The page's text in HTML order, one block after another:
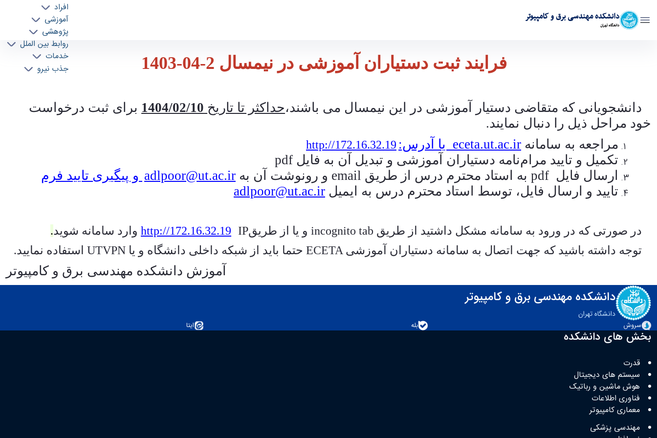
دانشکده مهندسی برق و کامپیوتر
دانشگاه تهران
افراد
آموزشی
پژوهشی
روابط بین الملل
خدمات
جذب نیرو
فرایند ثبت دستیاران آموزشی در نیمسال 2-04-1403 - ece- دانشکده مهندسی برق و کامپیوترفرایند ثبت دستیاران آموزشی در نیمسال 2-04-1403
دانشجویانی که متقاضی دستیار آموزشی در این نیمسال می باشند،حداکثر تا تاریخ
برای ثبت درخواست
خود مراحل ذیل را دنبال نمایند.
مراجعه به سامانه eceta.ut.ac.ir یا آدرس: http://172.16.32.19
تکمیل و تایید مرام‌نامه دستیاران آموزشی و تبدیل آن به فایل pdf
ارسال فایل pdf به استاد محترم درس از طریق email و رونوشت آن به adlpoor@ut.ac.ir و پیگیری تایید فرم
تایید و ارسال فایل، توسط استاد محترم درس به ایمیل adlpoor@ut.ac.ir
در صورتی که در ورود به سامانه مشکل داشتید از طریق incognito tab و یا از طریقIP
http://172.16.32.19 وارد سامانه شوید.
توجه داشته باشید که جهت اتصال به سامانه دستیاران آموزشی ECETA حتما باید از شبکه داخلی دانشگاه و یا UTVPN استفاده نمایید.
آموزش دانشکده مهندسی برق و کامپیوتر
دانشکده مهندسی برق و کامپیوتر
دانشگاه تهران
سروش
بله ایتا
بخش های دانشکده
قدرت
سیستم های دیجیتال
هوش ماشین و رباتیک
فناوری اطلاعات
معماری کامپیوتر
مهندسی پزشکی